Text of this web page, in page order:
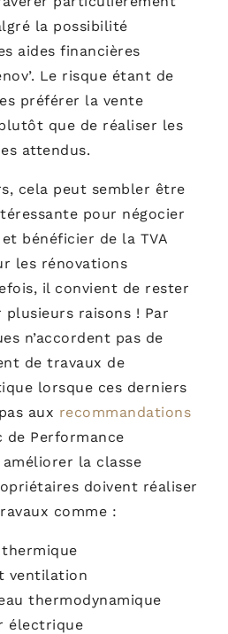
la possibilité
aides financières
Le risque étant de
préférer la vente
que de réaliser les
attendus.
cela peut sembler être
pour négocier
bénéficier de la TVA
les rénovations
il convient de rester
raisons ! Par
n’accordent pas de
de travaux de
lorsque ces derniers
aux recommandations
de Performance
la classe
doivent réaliser
comme :
ventilation
thermodynamique
électrique